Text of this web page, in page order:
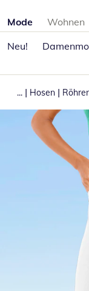
Mode Wohnen
Neu!
... | Hosen |